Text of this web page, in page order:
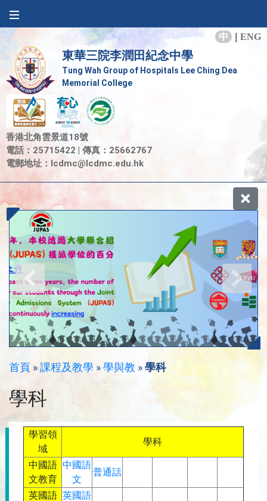
中 ENG
東華三院李潤田紀念中學
Tung Wah Group of Hospitals Lee Ching Dea
Memorial College
香港北角雲景道18號
電話：25715422 | 傳真：25662767
電郵地址： lcdmc@lcdmc.edu.hk
首頁 »課程及教學 »學與教 »學科
學科
學習領
域
學科
中國語
文教育
中國語
文
普通話
英國語 英國語